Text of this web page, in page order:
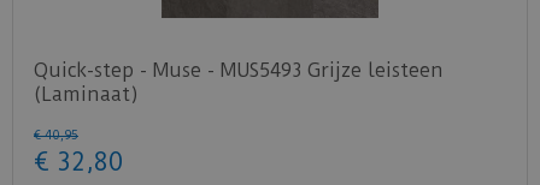
Quick-step - Muse - MUS5493 Grijze leisteen
(Laminaat)
€ 40,95
€ 32 ,80